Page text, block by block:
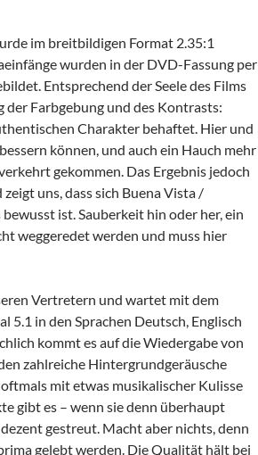
im breitbildigen Format 2.35:1
wurden in der DVD-Fassung per
Entsprechend der Seele des Films
der Farbgebung und des Kontrasts:
Charakter behaftet. Hier und
können, und auch ein Hauch mehr
gekommen. Das Ergebnis jedoch
uns, dass sich Buena Vista /
ist. Sauberkeit hin oder her, ein
weggeredet werden und muss hier
Vertretern und wartet mit dem
in den Sprachen Deutsch, Englisch
kommt es auf die Wiedergabe von
zahlreiche Hintergrundgeräusche
mit etwas musikalischer Kulisse
gibt es – wenn sie denn überhaupt
gestreut. Macht aber nichts, denn
gelebt werden. Die Qualität hält bei